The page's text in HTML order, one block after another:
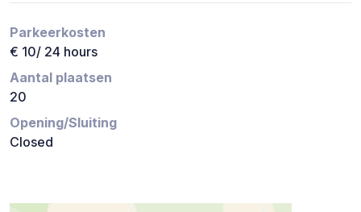
Parkeerkosten
€ 10/ 24 hours
Aantal plaatsen
20
Opening/Sluiting
Closed